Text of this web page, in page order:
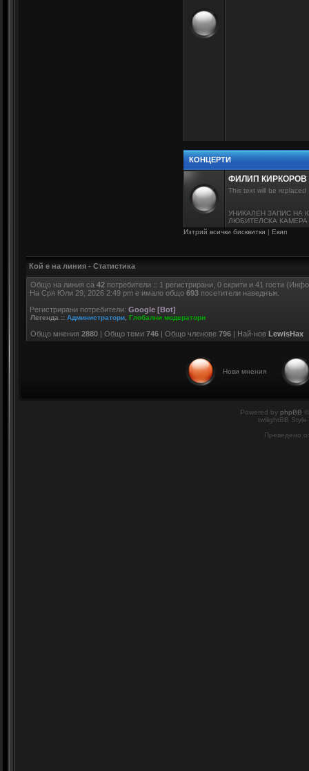
КОНЦЕРТИ
ФИЛИП КИРКОРОВ
This text will be replaced
УНИКАЛЕН ЗАПИС НА
ЛЮБИТЕЛСКА
Изтрий всички бисквитки | Екип
Кой е на линия - Статистика
Общо на линия са 42потребители :: 1 регистрирани, 0 скрити и 41 гости
На Сря Юли 29, 2026 2:49 pm е имало общо 693посетители наведнъж.
Регистрирани потребители: Google [Bot]
Легенда :: Администратори, Глобални модератори
Общо мнения 2880| Общо теми 746| Общо членове 796| Най-нов LewisHax
Нови мнения
Powered by phpBB
twilightBB
Преведено